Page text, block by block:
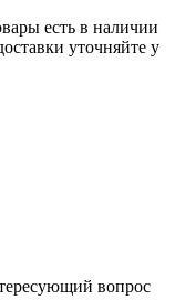
есть в наличии
уточняйте у
вопрос